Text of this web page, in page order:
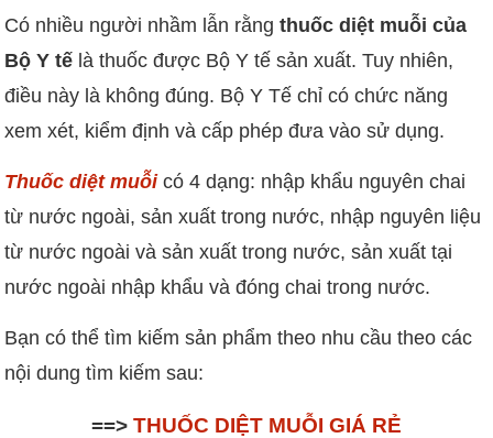
Có nhiều người nhầm lẫn rằngthuốc diệt muỗi của
Bộ Y tế là thuốc được Bộ Y tế sản xuất. Tuy nhiên,
điều này là không đúng. Bộ Y Tế chỉ có chức năng
xem xét, kiểm định và cấp phép đưa vào sử dụng.
Thuốc diệt muỗicó 4 dạng: nhập khẩu nguyên chai
từ nước ngoài, sản xuất trong nước, nhập nguyên liệu
từ nước ngoài và sản xuất trong nước, sản xuất tại
nước ngoài nhập khẩu và đóng chai trong nước.
Bạn có thể tìm kiếm sản phẩm theo nhu cầu theo các
nội dung tìm kiếm sau:
==> THUỐC DIỆT MUỖI GIÁ RẺ